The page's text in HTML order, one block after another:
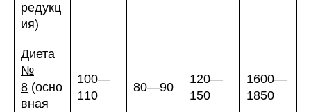
редукц
ия)
Диета
№
8 (осно
вная
100—
110
80—90
120—
150
1600—
1850